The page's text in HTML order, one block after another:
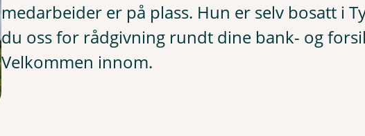
medarbeider er på plass. Hun er selv bosatt i
du oss for rådgivning rundt dine bank- og
Velkommen innom.